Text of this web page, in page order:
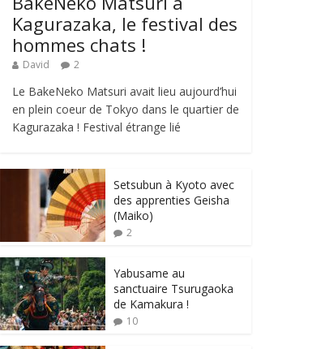
Kagurazaka, le festival des
hommes chats !
David 2
Le BakeNeko Matsuri avait lieu aujourd’hui
en plein coeur de Tokyo dans le quartier de
Kagurazaka ! Festival étrange lié
Setsubun à Kyoto avec
des apprenties Geisha
(Maiko)
2
Yabusame au
sanctuaire Tsurugaoka
de Kamakura !
10